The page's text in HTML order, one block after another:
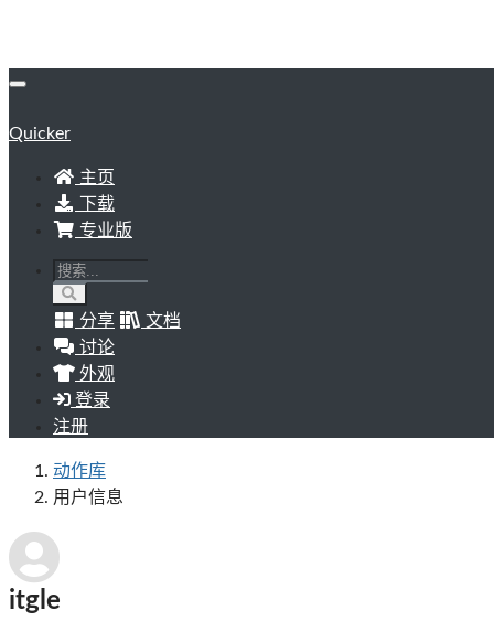
Quicker
主页
下载
专业版
分享
文档
讨论
外观
登录
注册
动作库
用户信息
itgle